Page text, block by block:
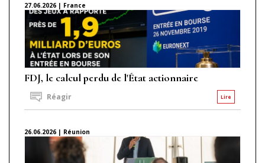
27.06.2026 | France
FDJ, le calcul perdu de l'État actionnaire
Lire
Réagir
26.06.2026 | Réunion